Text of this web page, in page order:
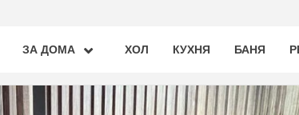
ЗА ДОМА ХОЛ КУХНЯ БАНЯ